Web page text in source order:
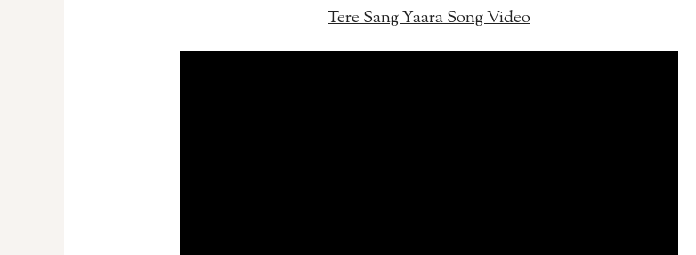
Tere Sang Yaara Song Video